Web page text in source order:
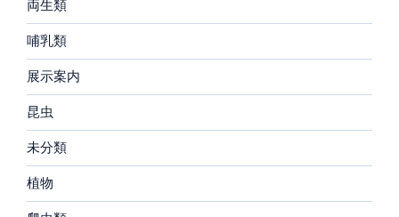
両生類
哺乳類
展示案内
昆虫
未分類
植物